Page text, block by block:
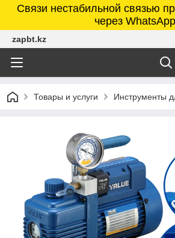
Связи нестабильной связью
через WhatsApp
zapbt.kz
Товары и услуги Инструменты